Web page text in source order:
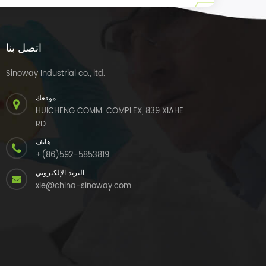
اتصل بنا
Sinoway Industrial co., ltd.
موقعك
HUICHENG COMM. COMPLEX, 839 XIAHE
RD.
هاتف
+(86)592-5853819
البريد الإلكتروني
xie@china-sinoway.com